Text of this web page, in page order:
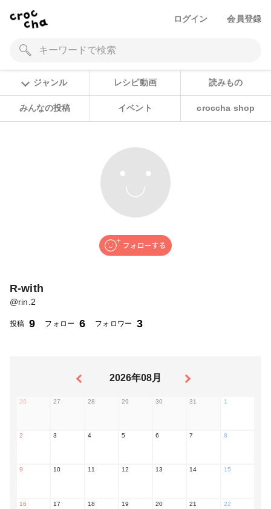
ログイン 会員登録
ジャンル レシピ動画 読みもの
みんなの投稿 イベント croccha shop
R-with
@rin.2
投稿 9 フォロー 6 フォロワー 3
2026年08月
26 27 28 29 30 31 1
2 3 4 5 6 7 8
9 10 11 12 13 14 15
16 17 18 19 20 21 22